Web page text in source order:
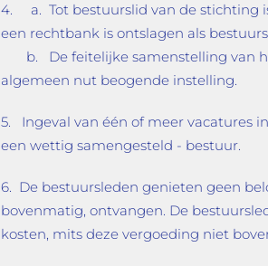
4. a. Tot bestuurslid van de stichting
een rechtbank is ontslagen als
b. De feitelijke samenstelling van
algemeen nut beogende instelling.
5. Ingeval van één of meer vacatures
een wettig samengesteld - bestuur.
6. De bestuursleden genieten geen
bovenmatig, ontvangen. De
kosten, mits deze vergoeding niet